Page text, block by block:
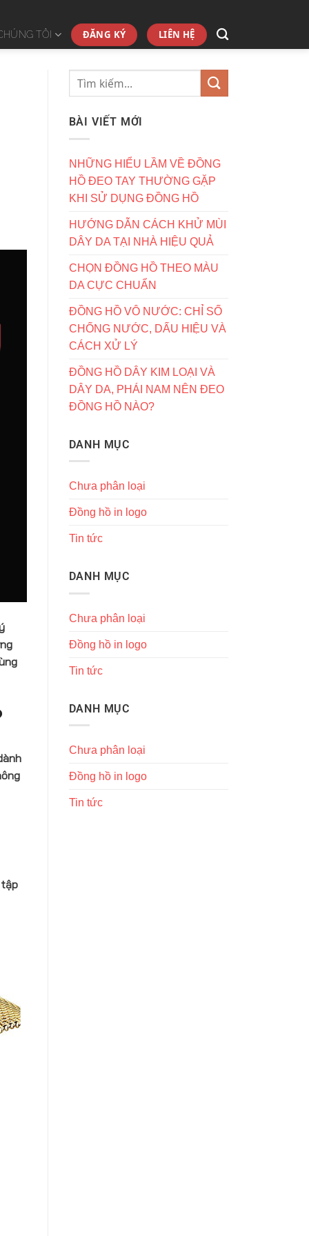
TÔI ĐĂNG KÝ LIÊN HỆ
BÀI VIẾT MỚI
NHỮNG HIỂU LẦM VỀ ĐỒNG
HỒ ĐEO TAY THƯỜNG GẶP
KHI SỬ DỤNG ĐỒNG HỒ
HƯỚNG DẪN CÁCH KHỬ MÙI
DÂY DA TẠI NHÀ HIỆU QUẢ
CHỌN ĐỒNG HỒ THEO MÀU
DA CỰC CHUẨN
ĐỒNG HỒ VÔ NƯỚC: CHỈ SỐ
CHỐNG NƯỚC, DẤU HIỆU VÀ
CÁCH XỬ LÝ
ĐỒNG HỒ DÂY KIM LOẠI VÀ
DÂY DA, PHÁI NAM NÊN ĐEO
ĐỒNG HỒ NÀO?
DANH MỤC
Chưa phân loại
Đồng hồ in logo
Tin tức
DANH MỤC
Chưa phân loại
Đồng hồ in logo
Tin tức
DANH MỤC
Chưa phân loại
Đồng hồ in logo
Tin tức